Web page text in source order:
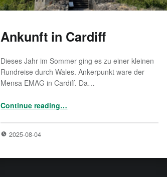
Ankunft in Cardiff
Dieses Jahr im Sommer ging es zu einer kleinen
Rundreise durch Wales. Ankerpunkt ware der
Mensa EMAG in Cardiff. Da…
Continue reading…
2025-08-04